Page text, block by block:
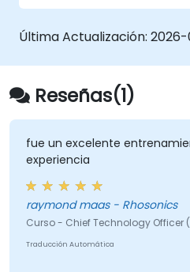
Última Actualización:
Reseñas(1)
fue un excelente
experiencia
raymond maas - Rhosonics
Curso - Chief Technology Officer
Traducción Automática